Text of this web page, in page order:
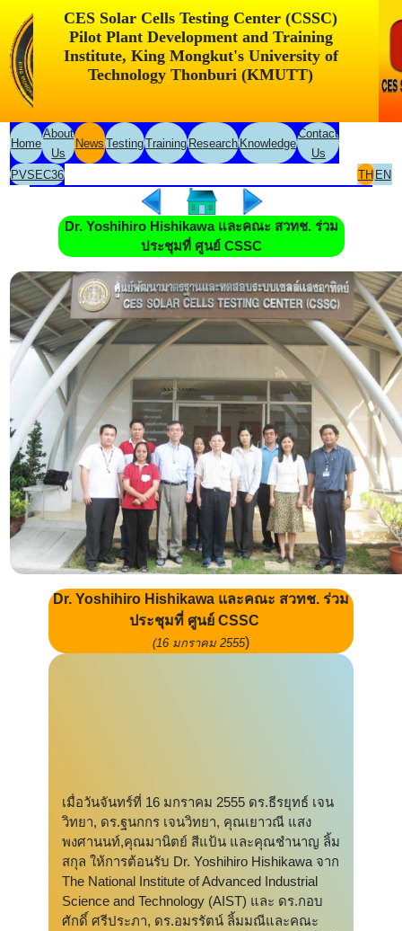
CES Solar Cells Testing Center (CSSC)
Pilot Plant Development and Training
Institute, King Mongkut's University of
Technology Thonburi (KMUTT)
Home
About
Us
News TestingTraining Research Knowledge
Contact
Us
PVSEC36
TH EN
Dr. Yoshihiro Hishikawa และคณะ สวทช. ร่วม
ประชุมที่ ศูนย์ CSSC
Dr. Yoshihiro Hishikawa และคณะ สวทช. ร่วม
ประชุมที่ ศูนย์ CSSC
(16 มกราคม 2555)
เมื่อวันจันทร์ที่ 16 มกราคม 2555 ดร.ธีรยุทธ์ เจน
วิทยา, ดร.ฐนกกร เจนวิทยา, คุณเยาวณี แสง
พงศานนท์,คุณมานิตย์ สีแป้น และคุณชำนาญ ลิ้ม
สกุล ให้การต้อนรับ Dr. Yoshihiro Hishikawa จาก
The National Institute of Advanced Industrial
Science and Technology (AIST) และ ดร.กอบ
ศักดิ์ ศรีประภา, ดร.อมรรัตน์ ลิ้มมณีและคณะ